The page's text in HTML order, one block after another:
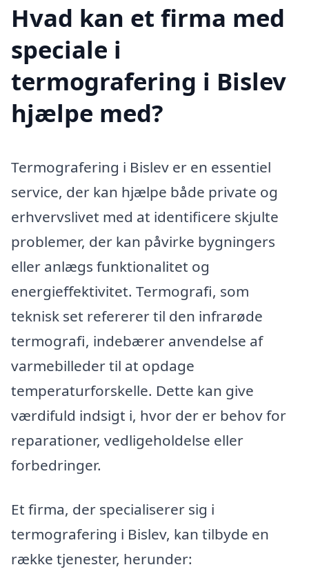
Hvad kan et firma med
speciale i
termografering i Bislev
hjælpe med?
Termografering i Bislev er en essentiel
service, der kan hjælpe både private og
erhvervslivet med at identificere skjulte
problemer, der kan påvirke bygningers
eller anlægs funktionalitet og
energieffektivitet. Termografi, som
teknisk set refererer til den infrarøde
termografi, indebærer anvendelse af
varmebilleder til at opdage
temperaturforskelle. Dette kan give
værdifuld indsigt i, hvor der er behov for
reparationer, vedligeholdelse eller
forbedringer.
Et firma, der specialiserer sig i
termografering i Bislev, kan tilbyde en
række tjenester, herunder: